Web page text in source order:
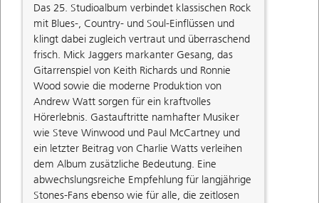
Das 25. Studioalbum verbindet klassischen Rock
mit Blues-, Country- und Soul-Einflüssen und
klingt dabei zugleich vertraut und überraschend
frisch. Mick Jaggers markanter Gesang, das
Gitarrenspiel von Keith Richards und Ronnie
Wood sowie die moderne Produktion von
Andrew Watt sorgen für ein kraftvolles
Hörerlebnis. Gastauftritte namhafter Musiker
wie Steve Winwood und Paul McCartney und
ein letzter Beitrag von Charlie Watts verleihen
dem Album zusätzliche Bedeutung. Eine
abwechslungsreiche Empfehlung für langjährige
Stones-Fans ebenso wie für alle, die zeitlosen